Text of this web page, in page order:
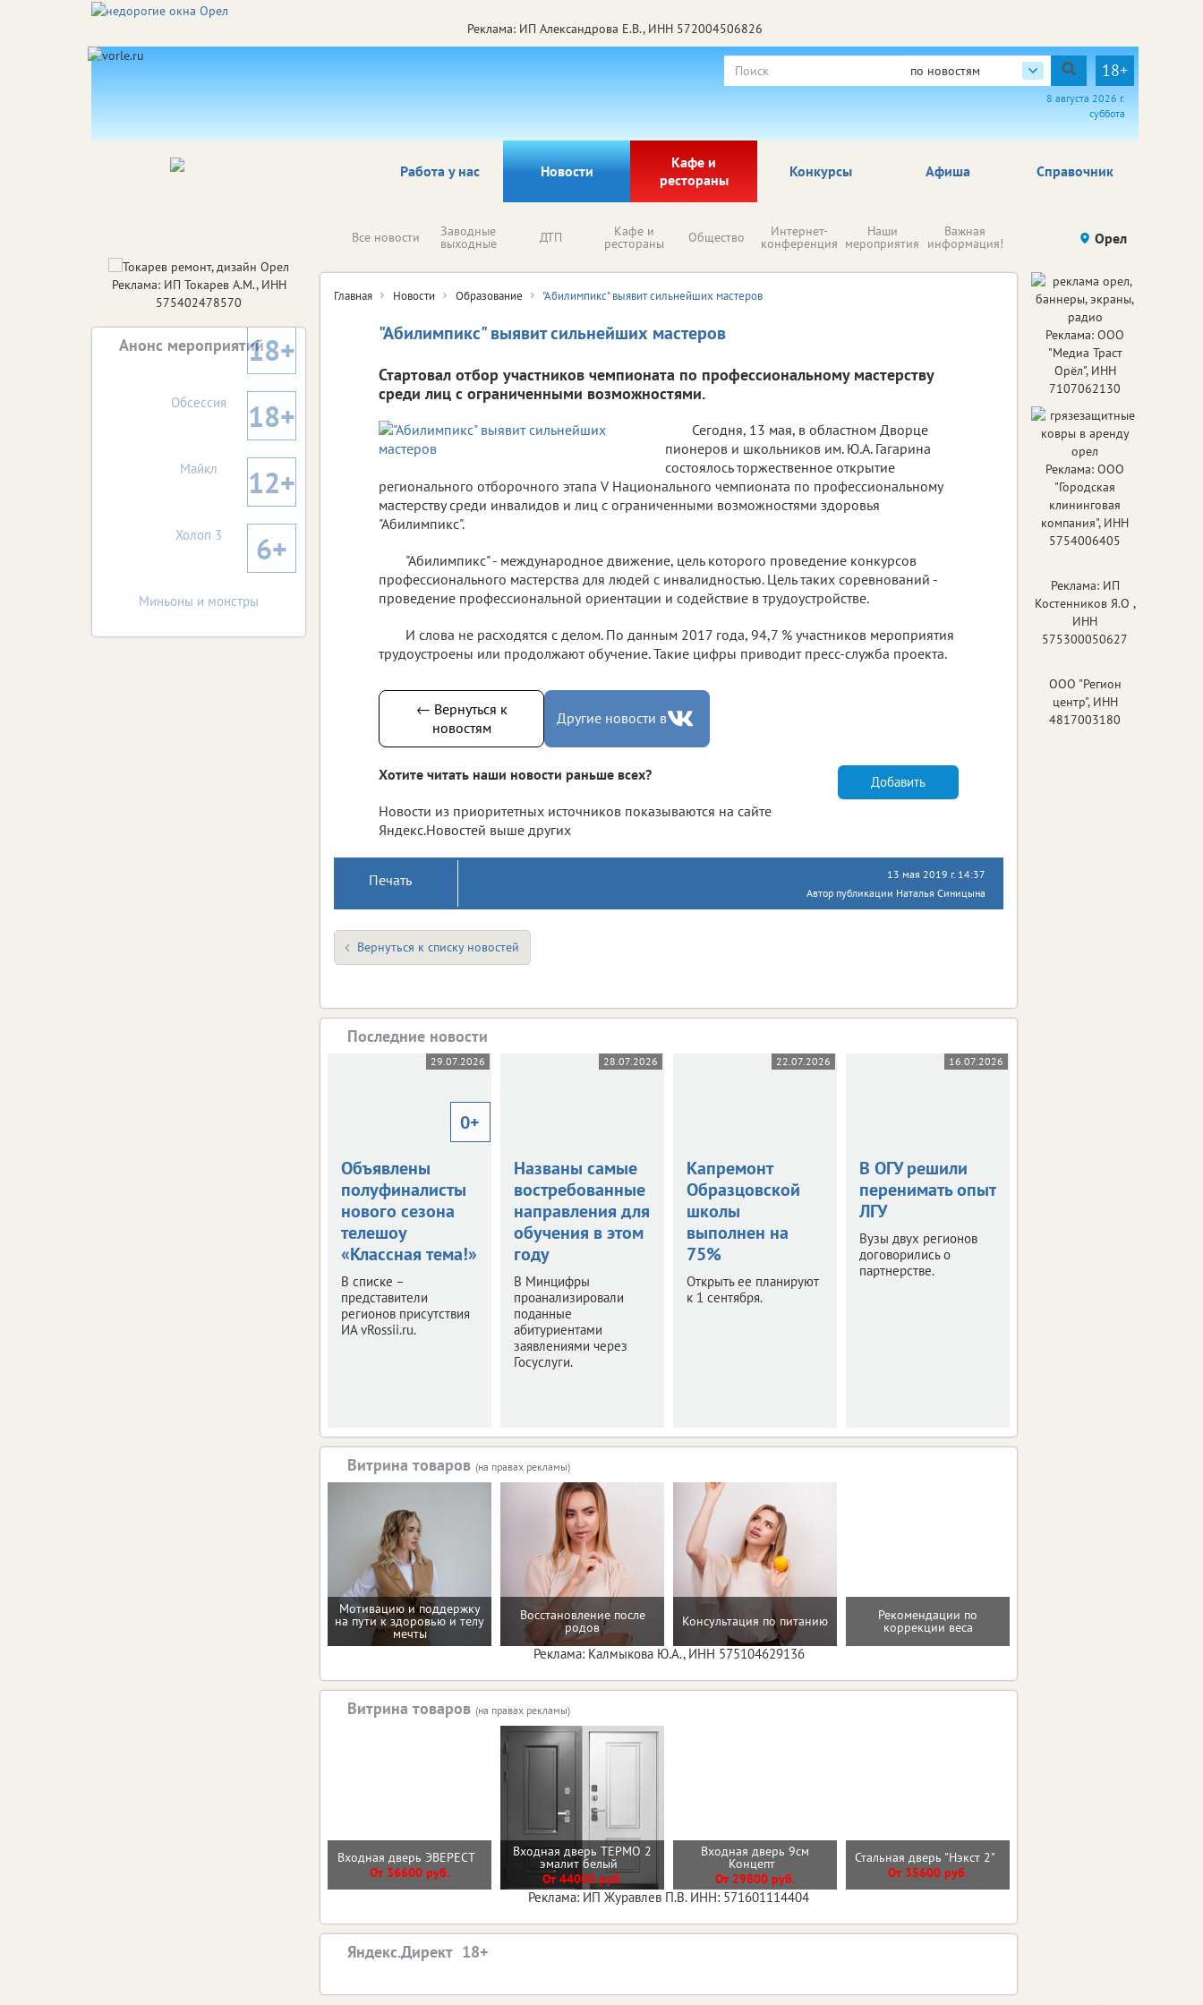
Реклама: ИП Александрова Е.В., ИНН 572004506826
по новостям 18+
8 августа 2026 г.
суббота
Работа у нас Новости
Кафе и
рестораны
Афиша Справочник
Конкурсы
Все новости Заводные
выходные ДТП Кафе и
рестораны Общество Интернет-
конференция
Наши
мероприятия
Важная
информация! Происшествия Здоровье
Орел
Главная Новости Образование "Абилимпикс" выявит сильнейших мастеров
"Абилимпикс" выявит сильнейших мастеров
Стартовал отбор участников чемпионата по профессиональному мастерству
среди лиц с ограниченными возможностями.
Сегодня, 13 мая, в областном Дворце
пионеров и школьников им. Ю.А. Гагарина
состоялось торжественное открытие
регионального отборочного этапа V Национального чемпионата по профессиональному
мастерству среди инвалидов и лиц с ограниченными возможностями здоровья
"Абилимпикс".
"Абилимпикс" - международное движение, цель которого проведение конкурсов
профессионального мастерства для людей с инвалидностью. Цель таких соревнований -
проведение профессиональной ориентации и содействие в трудоустройстве.
И слова не расходятся с делом. По данным 2017 года, 94,7 % участников мероприятия
трудоустроены или продолжают обучение. Такие цифры приводит пресс-служба проекта.
← Вернуться к
новостям
Другие новости в
Хотите читать наши новости раньше всех?
Новости из приоритетных источников показываются на сайте
Яндекс.Новостей выше других
Добавить
Печать
13 мая 2019 г. 14:37
Автор публикации Наталья Синицына
Вернуться к списку новостей
Последние новости
29.07.2026
0+
Объявлены
полуфиналисты
нового сезона
телешоу
«Классная тема!»
В списке –
представители
регионов присутствия
ИА vRossii.ru.
28.07.2026
Названы самые
востребованные
направления для
обучения в этом
году
В Минцифры
проанализировали
поданные
абитуриентами
заявлениями через
Госуслуги.
22.07.2026
Капремонт
Образцовской
школы
выполнен на
75%
Открыть ее планируют
к 1 сентября.
16.07.2026
В ОГУ решили
перенимать опыт
ЛГУ
Вузы двух регионов
договорились о
партнерстве.
Витрина товаров (на правах рекламы)
Мотивацию и поддержку
на пути к здоровью и телу
мечты
Восстановление после
родов Консультация по питанию Рекомендации по
коррекции веса
Реклама: Калмыкова Ю.А., ИНН 575104629136
Витрина товаров (на правах рекламы)
Входная дверь ЭВЕРЕСТ
От 36600 руб.
Входная дверь ТЕРМО 2
эмалит белый
От 44000 руб.
Входная дверь 9см
Концепт
От 29800 руб.
Стальная дверь "Нэкст 2"
От 35600 руб.
Реклама: ИП Журавлев П.В. ИНН: 571601114404
Яндекс.Директ
Реклама: ИП Токарев А.М., ИНН
575402478570
Анонс мероприятий18+
Обсессия 18+
Майкл 12+
Холоп 3 6+
Миньоны и монстры
Реклама: ООО
"Медиа Траст
Орёл", ИНН
7107062130
Реклама: ООО
"Городская
клининговая
компания", ИНН
5754006405
Реклама: ИП
Костенников Я.О ,
ИНН
575300050627
ООО "Регион
центр", ИНН
4817003180